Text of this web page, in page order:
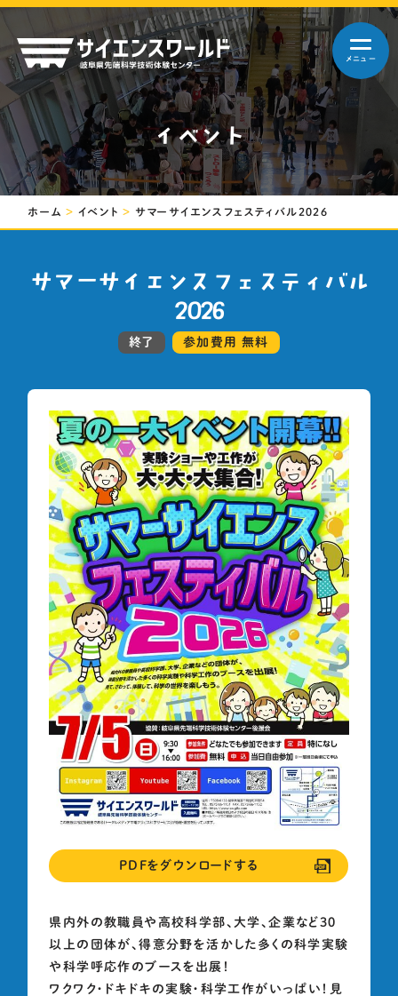
メニュー
本日の
営業時間
9:00-17:00
ホーム
サイエンスワールドとは？
館内マップ
体験プログラム
工作のお部屋
ご利用案内・アクセス
団体予約
当館について
ミュージアムショップ
学校の先生方へ お知らせ
よくある質問・お問い合わせ
ご優待カードについて 採用情報
イベント
ホーム ＞ イベント ＞ サマーサイエンスフェスティバル2026
サマーサイエンスフェスティバル
2026
終了 参加費用 無料
PDFをダウンロードする
県内外の教職員や高校科学部、大学、企業など30
以上の団体が、得意分野を活かした多くの科学実験
や科学呼応作のブースを出展！
ワクワク・ドキドキの実験・科学工作がいっぱい！見